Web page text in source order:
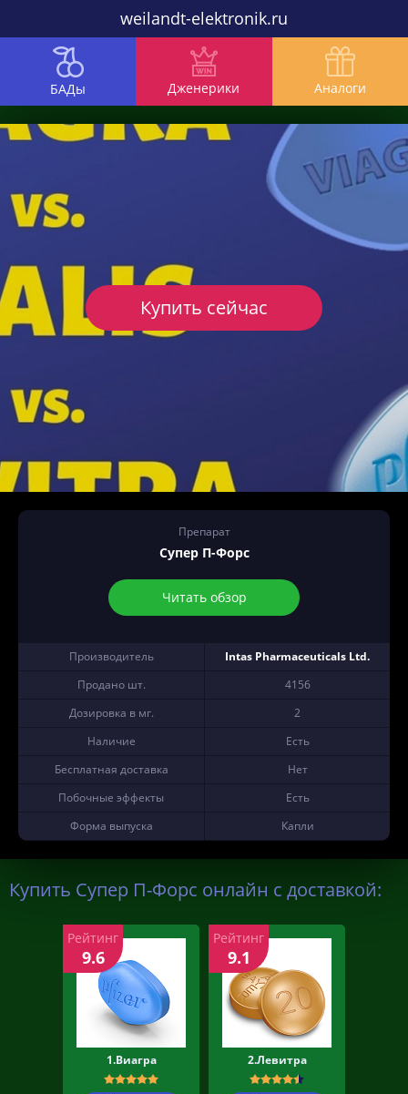
weilandt-elektronik.ru
БАДы Дженерики Аналоги
Препарат
Супер П-Форс
Читать обзор
Производитель
Intas Pharmaceuticals Ltd.
Продано шт.
4156
Дозировка в мг.
2
Наличие
Есть
Бесплатная доставка
Нет
Побочные эффекты
Есть
Форма выпуска
Капли
Купить сейчас
Купить Супер П-Форс онлайн с доставкой:
1.Виагра
Рейтинг
9.6
2.Левитра
Рейтинг
9.1